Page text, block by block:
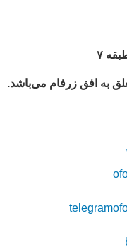
۷
به افق زرفام می‌باشد.